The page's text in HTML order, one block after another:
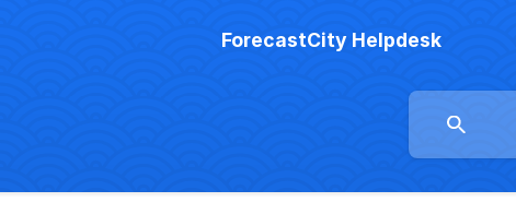
ForecastCity Helpdesk